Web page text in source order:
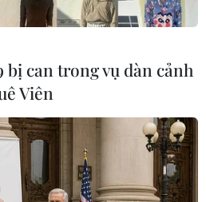
trong các cuộc đột kích
bố Biệt đội88 cũng đã tịch
chế tạo bom và bom có
(Vietnam+)
bị can trong vụ dàn cảnh
Viên